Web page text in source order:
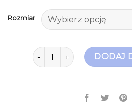
Rozmiar
ilość keen sandałyDODAJ